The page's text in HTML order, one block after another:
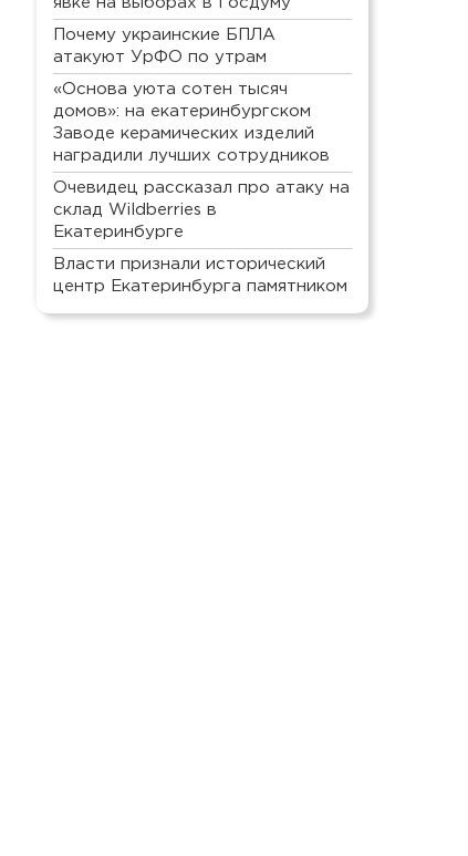
Почему украинские БПЛА
атакуют УрФО по утрам
«Основа уюта сотен тысяч
домов»: на екатеринбургском
Заводе керамических изделий
наградили лучших сотрудников
Очевидец рассказал про атаку на
склад Wildberries в
Екатеринбурге
Власти признали исторический
центр Екатеринбурга памятником